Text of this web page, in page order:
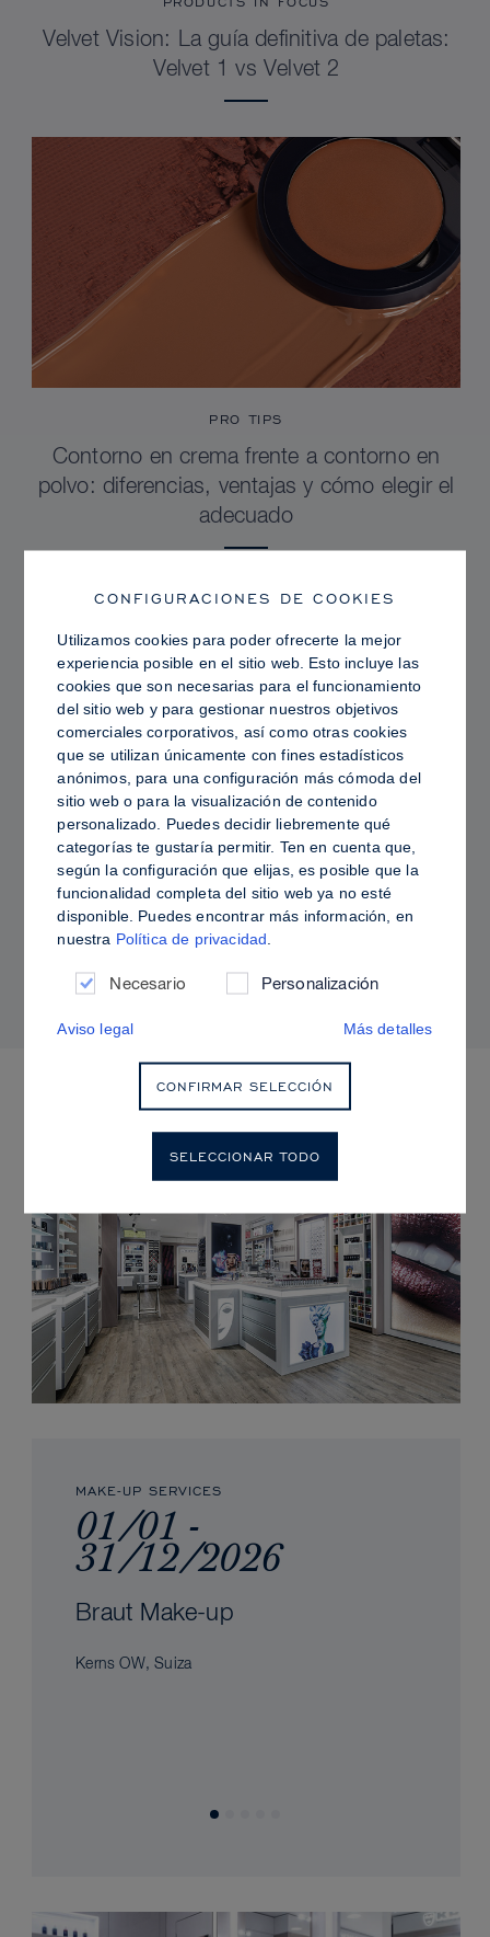
Velvet Vision: La guía definitiva de paletas:
Velvet 1 vs Velvet 2
PRO TIPS
Contorno en crema frente a contorno en
polvo: diferencias, ventajas y cómo elegir el
adecuado
PRO TIPS
Piel grasa frente a piel hidratada: cómo fijar
Sculpt & Glow para lograr un acabado
PRÓXIMOS EVENTOS
MAKE-UP SERVICES
01/01 -
31/12/2026
Braut Make-up
Kerns OW, Suiza
CONFIGURACIONES DE COOKIES
Utilizamos cookies para poder ofrecerte la mejor
experiencia posible en el sitio web. Esto incluye las
cookies que son necesarias para el funcionamiento
del sitio web y para gestionar nuestros objetivos
comerciales corporativos, así como otras cookies
que se utilizan únicamente con fines estadísticos
anónimos, para una configuración más cómoda del
sitio web o para la visualización de contenido
personalizado. Puedes decidir liebremente qué
categorías te gustaría permitir. Ten en cuenta que,
según la configuración que elijas, es posible que la
funcionalidad completa del sitio web ya no esté
disponible. Puedes encontrar más información, en
nuestra Política de privacidad
Necesario Personalización
Aviso legal Más detalles
CONFIRMAR SELECCIÓN
SELECCIONAR TODO